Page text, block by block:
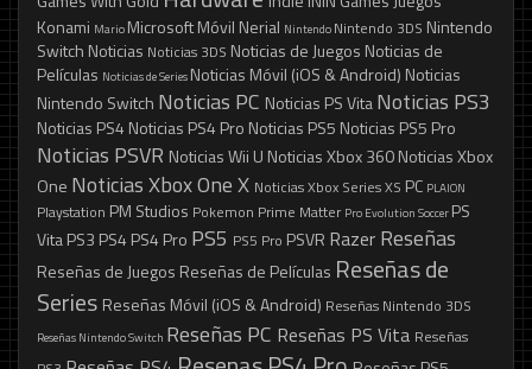
Konami Mario MicrosoftMóvil Nerial Nintendo Nintendo 3DS Nintendo
Switch Noticias Noticias 3DS Noticias de Juegos Noticias de
Películas Noticias de Series Noticias Móvil (iOS & Android) Noticias
Nintendo Switch Noticias PC Noticias PS VitaNoticias PS3
Noticias PS4 Noticias PS4 Pro Noticias PS5 Noticias PS5 Pro
Noticias PSVR Noticias Wii U Noticias Xbox 360Noticias Xbox
One Noticias Xbox One X Noticias Xbox Series XS PC PLAION
Playstation PM Studios Pokemon Prime Matter Pro Evolution Soccer PS
VitaPS3 PS4 PS4 Pro PS5 PS5 Pro PSVR Razer Reseñas
Reseñas de Juegos Reseñas de Películas Reseñas de
Series Reseñas Móvil (iOS & Android) Reseñas Nintendo 3DS
Reseñas Nintendo Switch Reseñas PC Reseñas PS Vita Reseñas